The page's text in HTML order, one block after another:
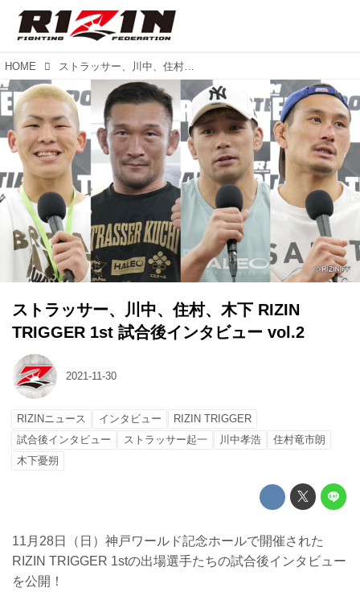
HOME ストラッサー、川中、住村、木下 RIZIN TRIGGER 1st 試合後インタビュー vol.2
ストラッサー、川中、住村、木下 RIZIN
TRIGGER 1st 試合後インタビュー vol.2
2021-11-30
RIZINニュース インタビュー
RIZIN TRIGGER
試合後インタビュー
ストラッサー起一 川中孝浩
住村竜市朗
木下憂朔
11月28日（日）神戸ワールド記念ホールで開催された
RIZIN TRIGGER 1stの出場選手たちの試合後インタビュー
を公開！